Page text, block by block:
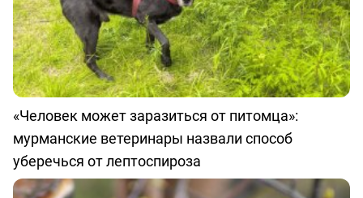
«Человек может заразиться от питомца»:
мурманские ветеринары назвали способ
уберечься от лептоспироза